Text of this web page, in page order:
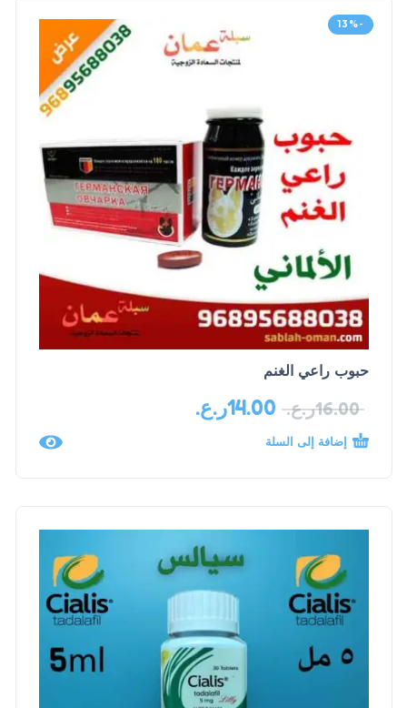
-13%
حبوب راعي الغنم
16.00ر.ع. 14.00ر.ع.
إضافة إلى السلة